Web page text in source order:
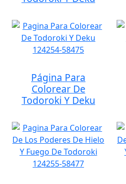
Página Para
Colorear De
Todoroki Y Deku